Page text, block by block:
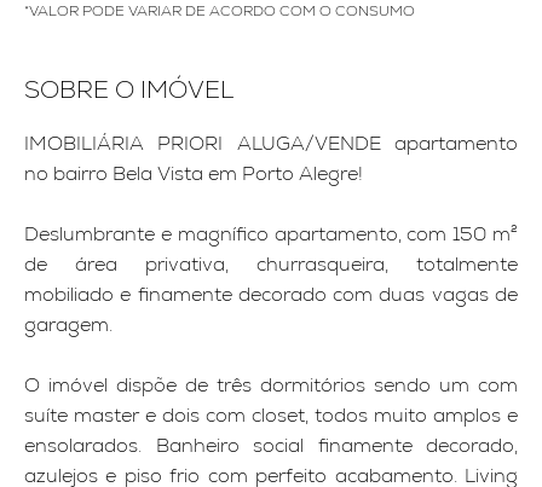
*VALOR PODE VARIAR DE ACORDO COM O CONSUMO
SOBRE O IMÓVEL
IMOBILIÁRIA PRIORI ALUGA/VENDE apartamento
no bairro Bela Vista em Porto Alegre!
Deslumbrante e magnífico apartamento, com 150 m²
de área privativa, churrasqueira, totalmente
mobiliado e finamente decorado com duas vagas de
garagem.
O imóvel dispõe de três dormitórios sendo um com
suíte master e dois com closet, todos muito amplos e
ensolarados. Banheiro social finamente decorado,
azulejos e piso frio com perfeito acabamento. Living